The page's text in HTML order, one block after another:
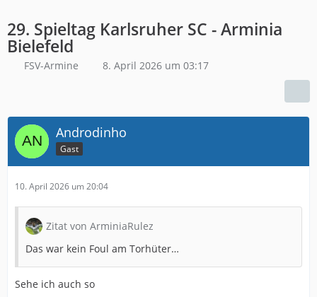
29. Spieltag Karlsruher SC - Arminia
Bielefeld
FSV-Armine 8. April 2026 um 03:17
Androdinho
Gast
10. April 2026 um 20:04
Zitat von ArminiaRulez
Das war kein Foul am Torhüter…
Sehe ich auch so